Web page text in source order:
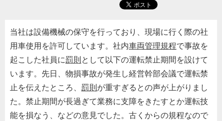
当社は設備機械の保守を行っており、現場に行く際の社
用車使用を許可しています。社内車両管理規程で事故を
起こした社員に罰則として以下の運転禁止期間を設けて
います。先日、物損事故が発生し経営幹部会議で運転禁
止を伝えたところ、 罰則が重すぎるとの声が上がりまし
た。禁止期間が長過ぎて業務に支障をきたすとか運転技
能を損なう、などの意見でした。古くからの規程なので